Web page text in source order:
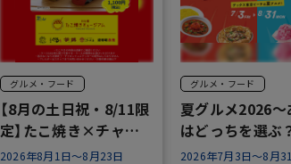
グルメ・フード
【8月の土日祝・8/11限
定】たこ焼き×チャギ
ントン✨
2026年8月1日～8月23日
グルメ・フード
夏グルメ2026～
はどっちを選ぶ
or Cool』～
2026年7月3日～8月